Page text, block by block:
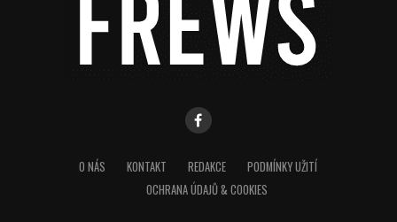
O NÁS KONTAKT REDAKCE
PODMÍNKY UŽITÍ
OCHRANA ÚDAJŮ & COOKIES